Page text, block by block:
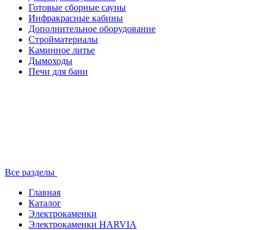
Готовые сборные сауны
Инфракрасные кабины
Дополнительное оборудование
Стройматериалы
Каминное литье
Дымоходы
Печи для бани
Все разделы
Главная
Каталог
Электрокаменки
Электрокаменки HARVIA